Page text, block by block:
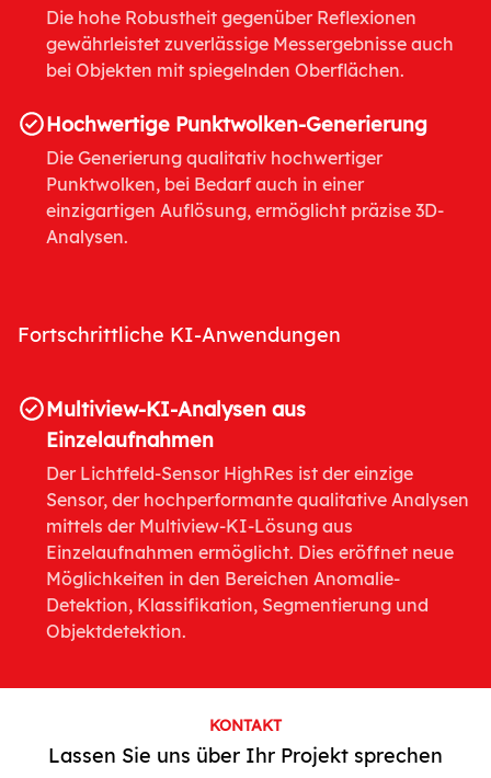
Die hohe Robustheit gegenüber Reflexionen
gewährleistet zuverlässige Messergebnisse auch
bei Objekten mit spiegelnden Oberflächen.
Hochwertige Punktwolken-Generierung
Die Generierung qualitativ hochwertiger
Punktwolken, bei Bedarf auch in einer
einzigartigen Auflösung, ermöglicht präzise 3D-
Analysen.
Fortschrittliche KI-Anwendungen
Multiview-KI-Analysen aus
Einzelaufnahmen
Der Lichtfeld-Sensor HighRes ist der einzige
Sensor, der hochperformante qualitative Analysen
mittels der Multiview-KI-Lösung aus
Einzelaufnahmen ermöglicht. Dies eröffnet neue
Möglichkeiten in den Bereichen Anomalie-
Detektion, Klassifikation, Segmentierung und
Objektdetektion.
KONTAKT
Lassen Sie uns über Ihr Projekt sprechen